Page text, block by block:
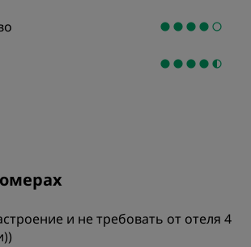
и не требовать от отеля 4